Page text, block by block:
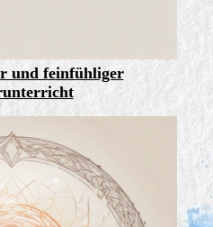
und feinfühliger